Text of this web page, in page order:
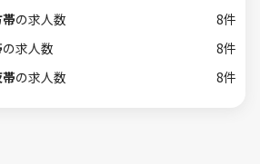
の求人数
8件
の求人数
8件
の求人数 8件